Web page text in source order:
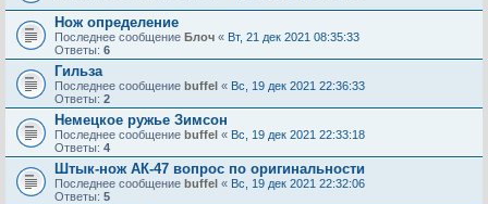
Нож определение
Последнее сообщение Блоч « Вт, 21 дек 2021 08:35:33
Ответы: 6
Гильза
Последнее сообщение buffel « Вс, 19 дек 2021 22:36:33
Ответы: 2
Немецкое ружье Зимсон
Последнее сообщение buffel « Вс, 19 дек 2021 22:33:18
Ответы: 4
Штык-нож АК-47 вопрос по оригинальности
Последнее сообщение buffel « Вс, 19 дек 2021 22:32:06
Ответы: 5